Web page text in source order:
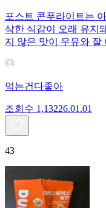
포스트 콘푸라이트는
삭한 식감이 오래 유지
지 않은 맛이 우유와 잘
먹는건다좋아
조회수 1,13226.01.01
43